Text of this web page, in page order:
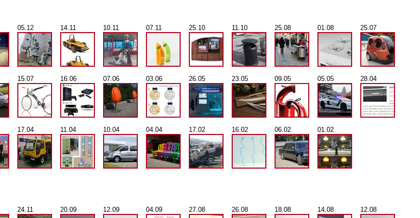
05.12 14.11 10.11 07.11 25.10 11.10 25.08 01.08 25.07
15.07 16.06 07.06 03.06 26.05 23.05 09.05 05.05 28.04
17.04 11.04 10.04 04.04 17.02 16.02 06.02 01.02
24.11 20.09 12.09 04.09 27.08 26.08 18.08 14.08 12.08